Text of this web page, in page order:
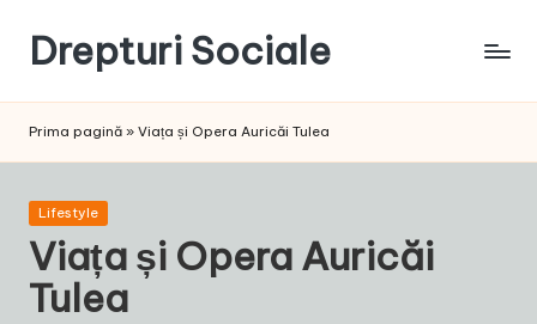
content
Drepturi Sociale
Sociale:
Ta,
Schimbarea
Noastră!
Prima pagină » Viața și Opera Auricăi Tulea
Posted
Lifestyle
Viața și Opera Auricăi
Tulea